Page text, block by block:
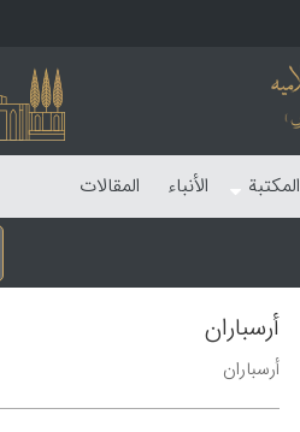
المکتبة الأنباء المقالات
أرسباران
أرسباران